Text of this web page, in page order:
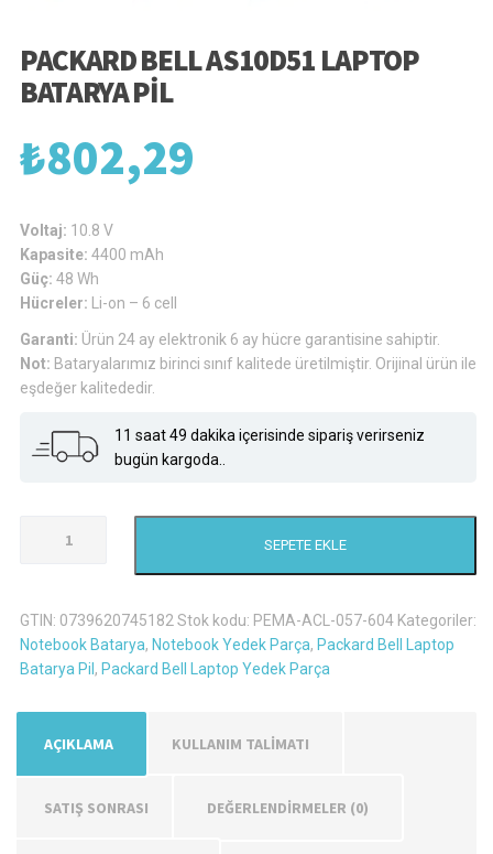
PACKARD BELL AS10D51 LAPTOP
BATARYA PIL
₺802,29
Voltaj: 10.8 V
Kapasite: 4400 mAh
Güç: 48 Wh
Hücreler:
Li-on – 6 cell
Garanti: Ürün 24 ay elektronik 6 ay hücre garantisine sahiptir.
Not: Bataryalarımız birinci sınıf kalitede üretilmiştir. Orijinal ürün ile
eşdeğer kalitededir.
11 saat 49 dakika içerisinde sipariş verirseniz
bugün kargoda..
Batarya
Pil
adet
SEPETE EKLE
GTIN: 0739620745182 Stok kodu: PEMA-ACL-057-604 Kategoriler:
Notebook Batarya, Notebook Yedek Parça, Packard Bell Laptop
Batarya Pil , Packard Bell Laptop Yedek Parça
AÇIKLAMA KULLANIM TALİMATI
SATIŞ SONRASI DEĞERLENDIRMELER (0)